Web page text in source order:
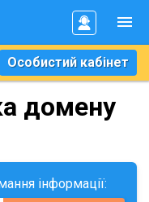
Особистий кабінет
домену
інформації: